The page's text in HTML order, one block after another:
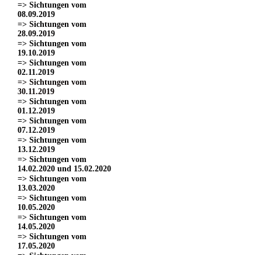
=> Sichtungen vom
08.09.2019
=> Sichtungen vom
28.09.2019
=> Sichtungen vom
19.10.2019
=> Sichtungen vom
02.11.2019
=> Sichtungen vom
30.11.2019
=> Sichtungen vom
01.12.2019
=> Sichtungen vom
07.12.2019
=> Sichtungen vom
13.12.2019
=> Sichtungen vom
14.02.2020 und 15.02.2020
=> Sichtungen vom
13.03.2020
=> Sichtungen vom
10.05.2020
=> Sichtungen vom
14.05.2020
=> Sichtungen vom
17.05.2020